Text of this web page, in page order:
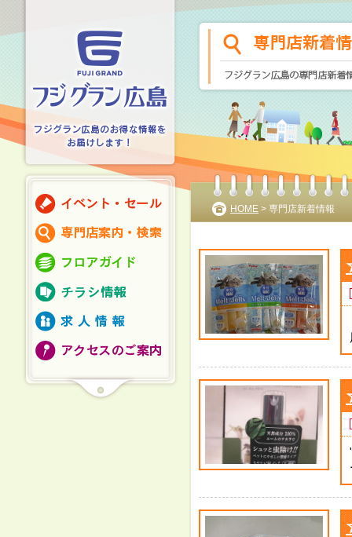
HOME > 専門店新着情報